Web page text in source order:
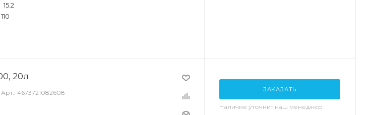
15.2
110
20л
Арт.: 4673721082608 ЗАКАЗАТЬ
Наличие уточнит наш менеджер